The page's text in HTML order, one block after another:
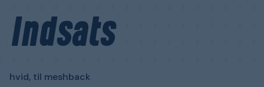
Indsats
hvid, til meshback